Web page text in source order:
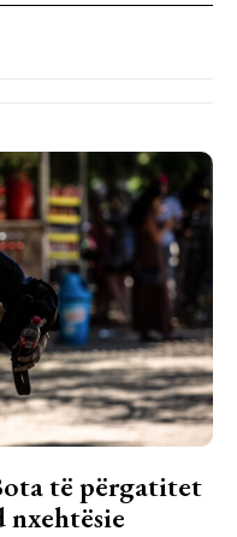
të përgatitet